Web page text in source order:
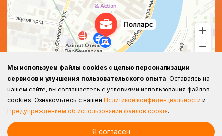
Мы используем файлы cookies с целью персонализации
сервисов и улучшения пользовательского опыта. Оставаясь на
нашем сайте, вы соглашаетесь с условиями использования файлов
cookies. Ознакомьтесь с нашей Политикой конфиденциальности и
Предупреждением об использовании файлов cookie.
Я согласен